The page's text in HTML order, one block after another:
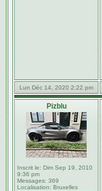
Lun Déc 14, 2020 2:22 pm
Pizblu
Inscrit le: Dim Sep 19, 2010
9:36 pm
Messages: 369
Localisation: Bruxelles